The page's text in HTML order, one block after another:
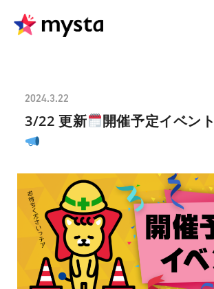
2024.3.22
3/22 更新 開催予定イベン